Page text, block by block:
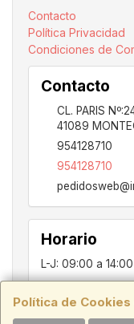
Política de
Contacto
Política Privacidad
Condiciones de
Contacto
CL. PARIS
41089
954128710
954128710
Horario
L-J: 09:00 a